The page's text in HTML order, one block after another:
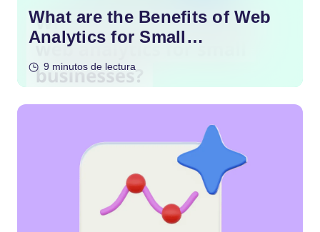
What are the Benefits of Web
Analytics for Small
9 minutos de lectura